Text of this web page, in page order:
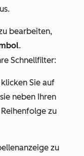
bearbeiten,
.
Schnellfilter:
Sie auf
neben Ihren
zu
zu